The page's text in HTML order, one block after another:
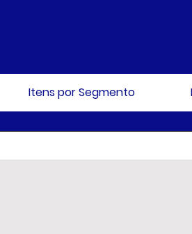
Itens por Segmento